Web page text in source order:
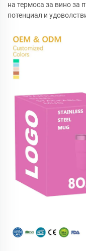
на термоса за вино за
потенциал и